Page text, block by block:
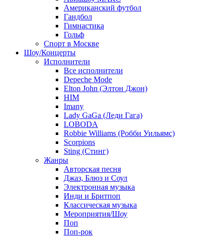
Американский футбол
Гандбол
Гимнастика
Гольф
Спорт в Москве
Шоу/Концерты
Исполнители
Все исполнители
Depeche Mode
Elton John (Элтон Джон)
HIM
Imany
Lady GaGa (Леди Гага)
LOBODA
Robbie Williams (Робби Уильямс)
Scorpions
Sting (Стинг)
Жанры
Авторская песня
Джаз, Блюз и Соул
Электронная музыка
Инди и Бритпоп
Классическая музыка
Мероприятия/Шоу
Поп
Поп-рок